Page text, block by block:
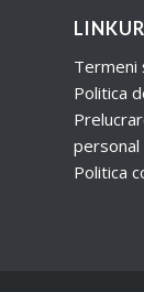
Termeni
Politica
personal
Politica